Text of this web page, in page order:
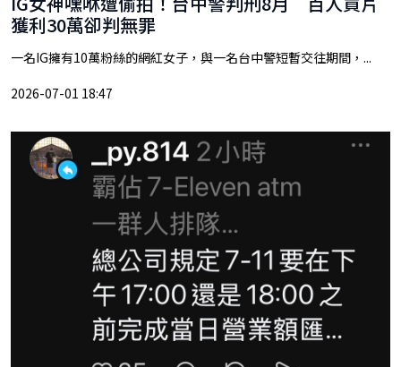
獲利30萬卻判無罪
一名IG擁有10萬粉絲的網紅女子，與一名台中警短暫交往期間，...
2026-07-01 18:47